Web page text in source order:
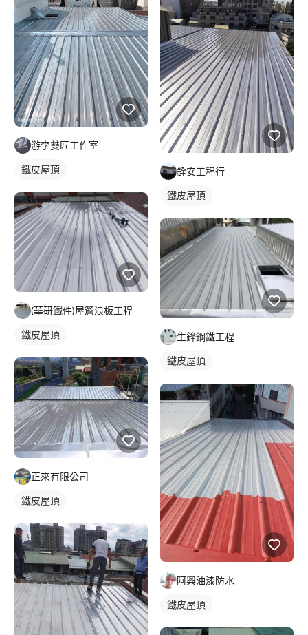
游李雙匠工作室
鐵皮屋頂
(華研鐵件)屋簷浪板工程
鐵皮屋頂
正來有限公司
鐵皮屋頂
銓安工程行
鐵皮屋頂
生鋒鋼鐵工程
鐵皮屋頂
阿興油漆防水
鐵皮屋頂